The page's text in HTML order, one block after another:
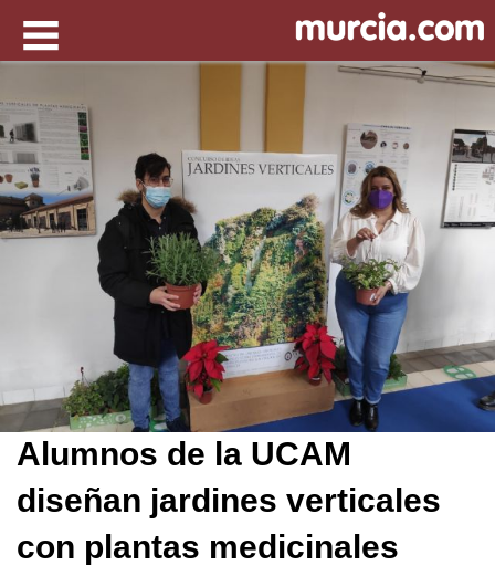
Alumnos de la UCAM
diseñan jardines verticales
con plantas medicinales